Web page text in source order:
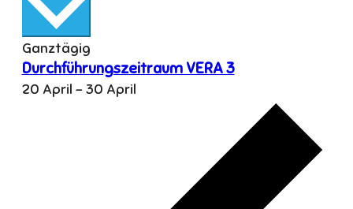
Ganztägig
Durchführungszeitraum VERA 3
20 April -30 April